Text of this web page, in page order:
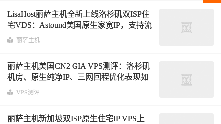
LisaHost丽萨主机全新上线洛杉矶双ISP住
宅VDS：Astound美国原生家宽IP，支持流
媒体解锁与跨境应用
丽萨主机
丽萨主机美国CN2 GIA VPS测评：洛杉矶
机房、原生纯净IP、三网回程优化表现如
何？
VPS测评
丽萨主机新加坡双ISP原生住宅IP VPS上